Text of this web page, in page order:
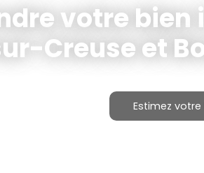
votre
Creuse et
Estimez votre